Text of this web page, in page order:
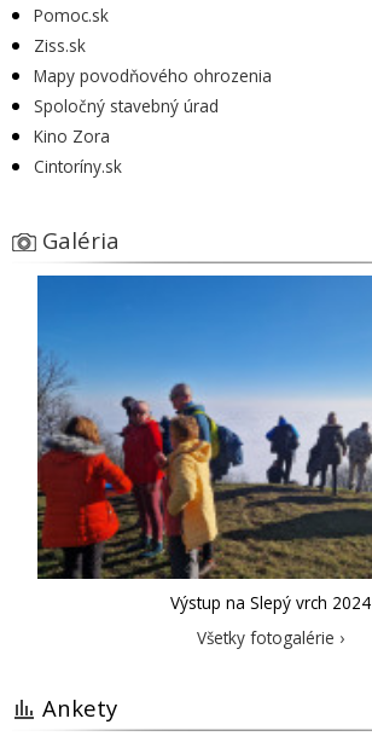
Pomoc.sk
Ziss.sk
Mapy povodňového ohrozenia
Spoločný stavebný úrad
Kino Zora
Cintoríny.sk
Galéria
Výstup na Slepý vrch 2024
Všetky fotogalérie ›
Ankety